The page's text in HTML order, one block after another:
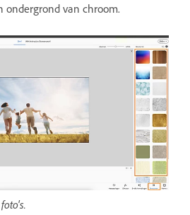
ondergrond van chroom.